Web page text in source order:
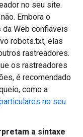
no seu site.
Embora o
Web confiáveis
robots.txt, elas
rastreadores.
os rastreadores
é recomendado
como a
no seu
a sintaxe